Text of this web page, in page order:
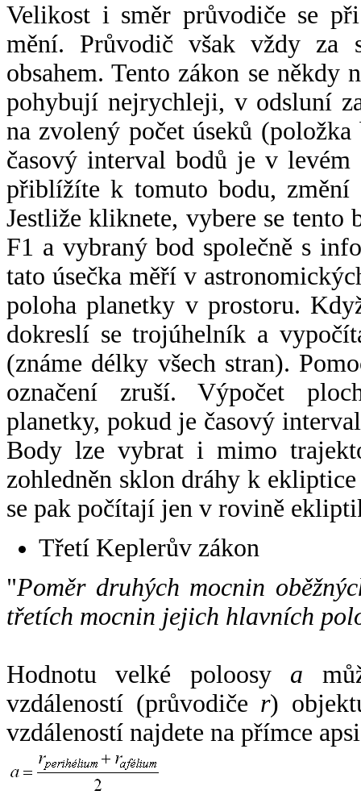
Velikost i směr průvodiče se
mění. Průvodič však vždy za
obsahem. Tento zákon se někdy
pohybují nejrychleji, v odsluní
na zvolený počet úseků
časový interval bodů je v
přiblížíte k tomuto bodu,
Jestliže kliknete, vybere se tento
F1 a vybraný bod společně s
tato úsečka měří v
poloha planetky v prostoru.
dokreslí se trojúhelník a
(známe délky všech stran).
označení zruší. Výpočet
planetky, pokud je časový
Body lze vybrat i mimo
zohledněn sklon dráhy k
se pak počítají jen v rovině
Třetí Keplerův zákon
"Poměr druhých mocnin
třetích mocnin jejich hlavních
Hodnotu velké poloosy a
vzdáleností (průvodiče r)
vzdáleností najdete na přímce